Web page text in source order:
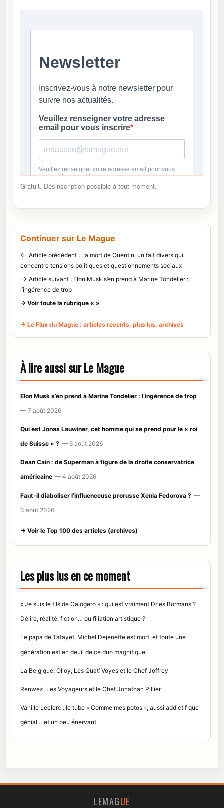
Gratuit. Désinscription possible à tout moment.
Continuer sur Le Mague
← Article précédent : La mort de Quentin, un fait divers qui
concentre tensions politiques et questionnements sociaux
→ Article suivant : Elon Musk s’en prend à Marine Tondelier :
l’ingérence de trop
→ Voir toute la rubrique « »
→ Le Flux du Mague : articles récents, plus lus, archives
À lire aussi sur Le Mague
Elon Musk s’en prend à Marine Tondelier : l’ingérence de trop
— 7 août 2026
Qui est Jonas Lauwiner, cet homme qui se prend pour le « roi
de Suisse » ? — 6 août 2026
Dean Cain : de Superman à figure de la droite conservatrice
américaine — 4 août 2026
Faut-il diaboliser l’influenceuse prorusse Xenia Fedorova ? —
3 août 2026
→ Voir le Top 100 des articles (archives)
Les plus lus en ce moment
« Je suis le fils de Calogero » : qui est vraiment Dries Bormans ?
Délire, réalité, fiction… ou filiation artistique ?
Le papa de Tatayet, Michel Dejeneffe est mort, et toute une
génération est en deuil de ce duo magnifique
La Belgique, Olloy, Les Quat’ Voyes et le Chef Joffrey
Renwez, Les Voyageurs et le Chef Jonathan Pillier
Vanille Leclerc : le tube « Comme mes potos », aussi addictif que
génial… et un peu énervant
LEMAGUE